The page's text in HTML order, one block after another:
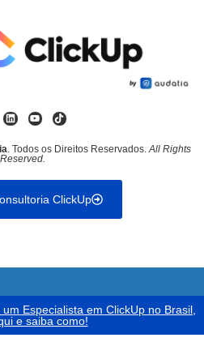
. Todos os Direitos Reservados.All Rights
Reserved.
ClickUp
Especialista em ClickUp no Brasil,
e saiba como!